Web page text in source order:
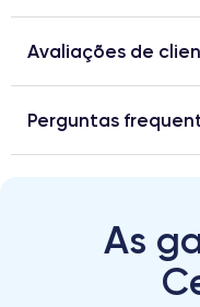
Avaliações de
Perguntas
As